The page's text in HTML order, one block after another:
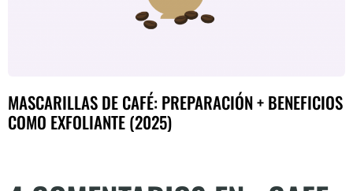
MASCARILLAS DE CAFÉ: PREPARACIÓN + BENEFICIOS
COMO EXFOLIANTE (2025)